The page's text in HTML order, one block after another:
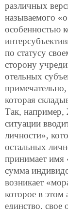
различных
называемого
особенностью
по статусу
сторону
отельных
которая
Так,
ситуации
личности»,
остальных
принимает имя
сумма
возникает
которое в этом
единство,